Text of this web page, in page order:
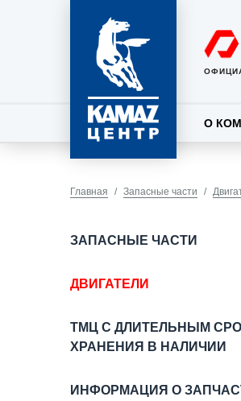
О
Главная Запасные части
ЗАПАСНЫЕ ЧАСТИ
ДВИГАТЕЛИ
ТМЦ С ДЛИТЕЛЬНЫМ
ХРАНЕНИЯ В НАЛИЧИИ
ИНФОРМАЦИЯ О